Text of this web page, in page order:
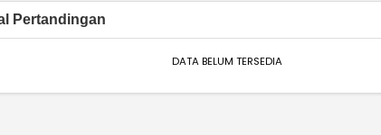
Pertandingan
DATA BELUM TERSEDIA